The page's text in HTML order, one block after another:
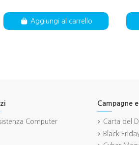
Aggiungi al carrello
Computer
Campagne
Carta del
Black